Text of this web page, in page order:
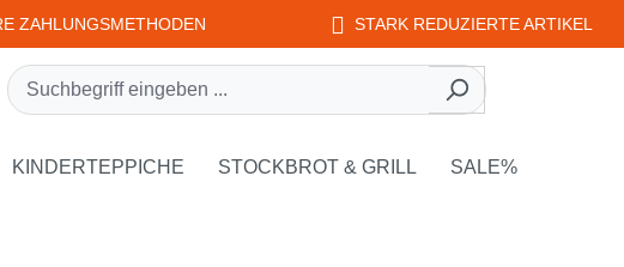
ZAHLUNGSMETHODEN STARK REDUZIERTE ARTIKEL
EDUPLAY
der Kategorie WEPLAY
KINDERTEPPICHE STOCKBROT & GRILL SALE%